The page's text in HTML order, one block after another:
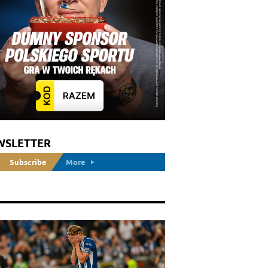
Subscribe More